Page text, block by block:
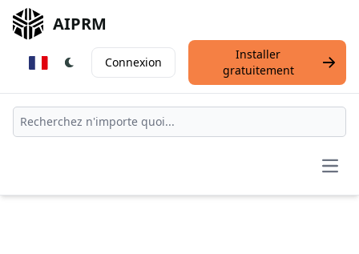
AIPRM
Connexion
Installer
gratuitement